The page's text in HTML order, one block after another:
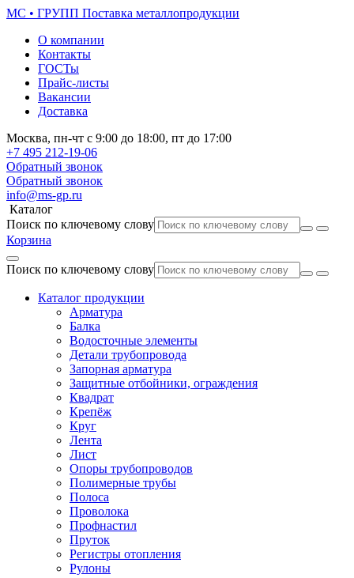
МС • ГРУПП Поставка металлопродукции
О компании
Контакты
ГОСТы
Прайс-листы
Вакансии
Доставка
Москва, пн-чт с 9:00 до 18:00, пт до 17:00
+7 495 212-19-06
Обратный звонок
Обратный звонок
info@ms-gp.ru
Каталог
Поиск по ключевому слову
Корзина
Поиск по ключевому слову
Каталог продукции
Арматура
Балка
Водосточные элементы
Детали трубопровода
Запорная арматура
Защитные отбойники, ограждения
Квадрат
Крепёж
Круг
Лента
Лист
Опоры трубопроводов
Полимерные трубы
Полоса
Проволока
Профнастил
Пруток
Регистры отопления
Рулоны